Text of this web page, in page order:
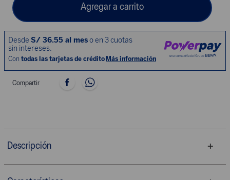
Agregar a carrito
Compartir
Descripción